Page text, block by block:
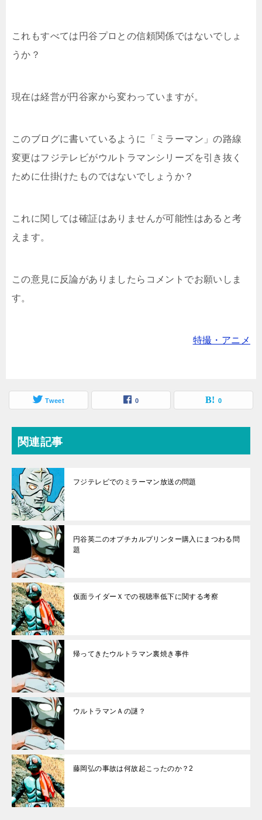
これもすべては円谷プロとの信頼関係ではないでしょ
うか？
現在は経営が円谷家から変わっていますが。
このブログに書いているように「ミラーマン」の路線
変更はフジテレビがウルトラマンシリーズを引き抜く
ために仕掛けたものではないでしょうか？
これに関しては確証はありませんが可能性はあると考
えます。
この意見に反論がありましたらコメントでお願いしま
す。
特撮・アニメ
Tweet 0 0
関連記事
フジテレビでのミラーマン放送の問題
円谷英二のオプチカルプリンター購入にまつわる問
題
仮面ライダーＸでの視聴率低下に関する考察
帰ってきたウルトラマン裏焼き事件
ウルトラマンＡの謎？
藤岡弘の事故は何故起こったのか？2